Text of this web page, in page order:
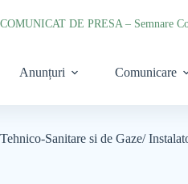
Anunțuri Comunicare
Sanitare si de Gaze/